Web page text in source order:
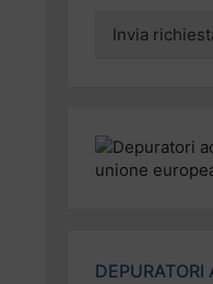
Invia
DEPURATORI